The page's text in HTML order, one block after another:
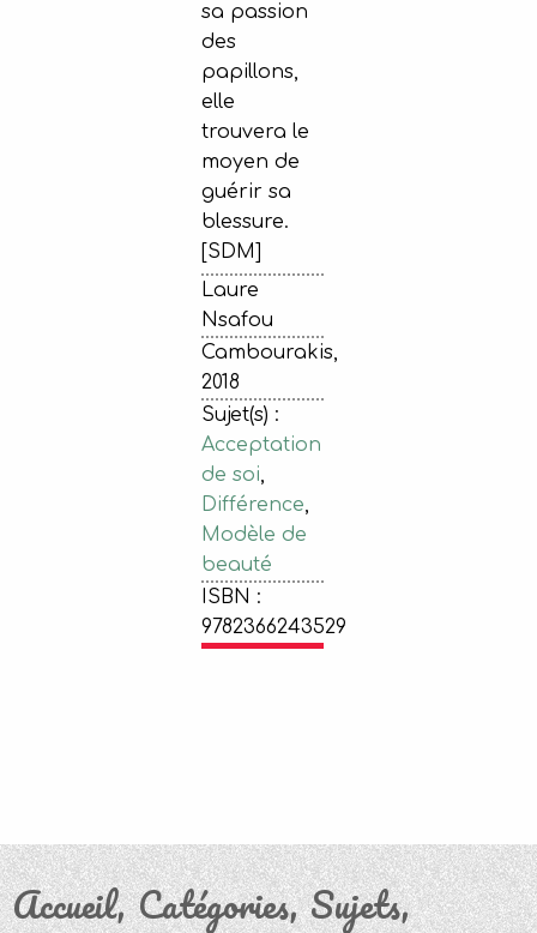
sa passion
des
papillons,
elle
trouvera le
moyen de
guérir sa
blessure.
[SDM]
Laure
Nsafou
Cambourakis,
2018
Sujet(s) :
Acceptation
de soi,
Différence,
Modèle de
beauté
ISBN :
9782366243529
Accueil Catégories Sujets